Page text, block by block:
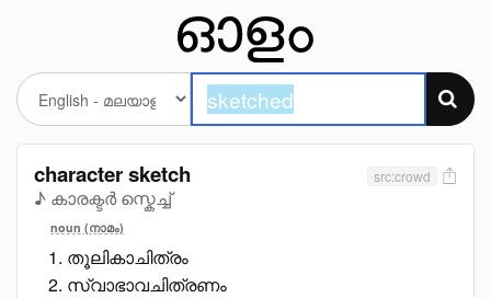
character sketch
♪ കാരക്ടർ സ്കെച്ച്
src:crowd
noun (നാമം)
തൂലികാചിത്രം
സ്വാഭാവചിത്രണം